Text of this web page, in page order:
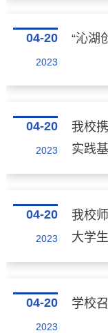
04-20
2023
“沁湖
04-20
2023
我校
实践
04-20
2023
我校
大学
斩获
04-20
2023
学校